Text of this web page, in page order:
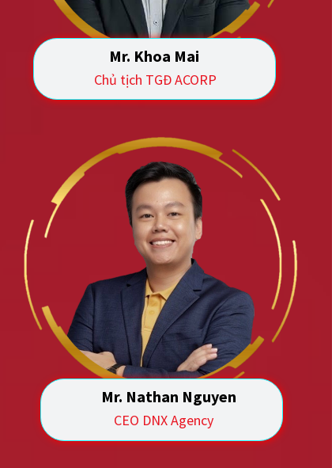
Mr. Nathan Nguyen
CEO DNX Agency
Mr. Khoa Mai
Chủ tịch TGĐ ACORP